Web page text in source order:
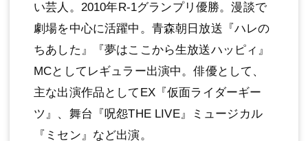
い芸⼈。2010年R-1グランプリ優勝。漫談で
劇場を中⼼に活躍中。⻘森朝⽇放送『ハレの
ちあした』『夢はここから⽣放送ハッピィ』
MCとしてレギュラー出演中。俳優として、
主な出演作品としてEX『仮⾯ライダーギー
ツ』、舞台『呪怨THE LIVE』ミュージカル
『ミセン』など出演。